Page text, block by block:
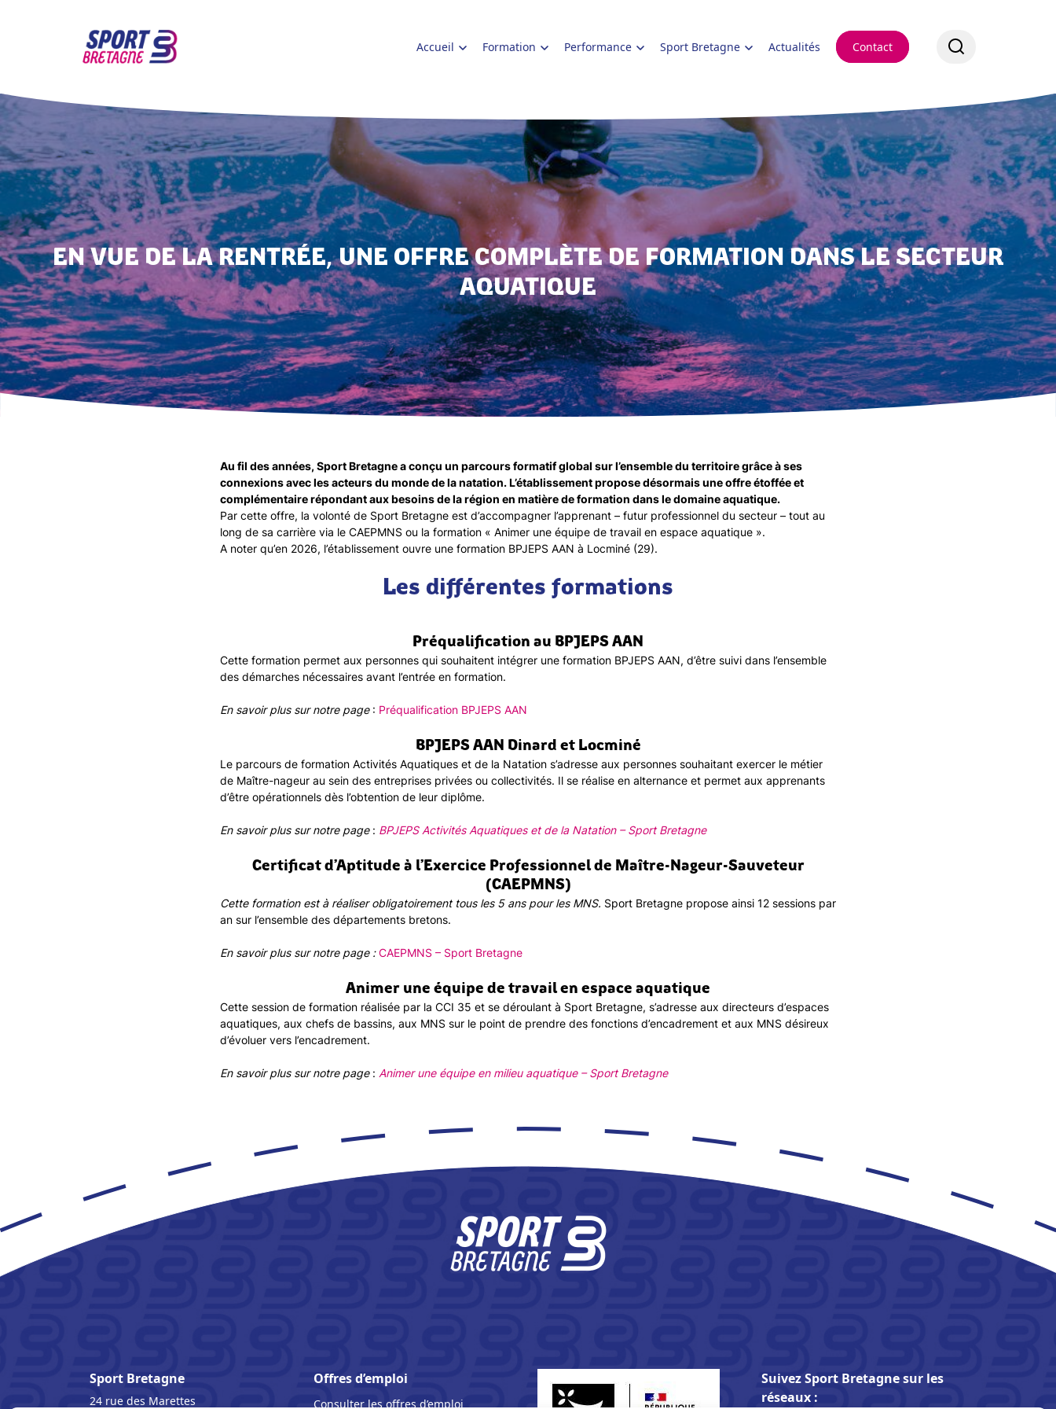
Accueil Formation Performance Sport Bretagne Actualités Contact
EN VUE DE LA RENTRÉE,UNE OFFRE COMPLÈTE DE FORMATION DANS LE SECTEUR
AQUATIQUE
Au fil des années, Sport Bretagne a conçu un parcours formatif global sur l’ensemble du territoire grâce à ses
connexions avec les acteurs du monde de la natation. L’établissement propose désormais une offre étoffée et
complémentaire répondant aux besoins de la région en matière de formation dans le domaine aquatique.
Par cette offre, la volonté de Sport Bretagne est d’accompagner l’apprenant – futur professionnel du secteur – tout au
long de sa carrière via le CAEPMNS ou la formation « Animer une équipe de travail en espace aquatique ».
A noter qu’en 2026, l’établissement ouvre une formation BPJEPS AAN à Locminé (29).
Les différentes formations
Préqualification au BPJEPS AAN
Cette formation permet aux personnes qui souhaitent intégrer une formation BPJEPS AAN, d’être suivi dans l’ensemble
des démarches nécessaires avant l’entrée en formation.
En savoir plus sur notre page: Préqualification BPJEPS AAN
BPJEPS AAN Dinard et Locminé
Le parcours de formation Activités Aquatiques et de la Natation s’adresse aux personnes souhaitant exercer le métier
de Maître-nageur au sein des entreprises privées ou collectivités. Il se réalise en alternance et permet aux apprenants
d’être opérationnels dès l’obtention de leur diplôme.
En savoir plus sur notre page: BPJEPS Activités Aquatiques et de la Natation – Sport Bretagne
Certificat d’Aptitude à l’Exercice Professionnel de Maître-Nageur-Sauveteur
(CAEPMNS)
Cette formation est à réaliser obligatoirement tous les 5 ans pour les MNS. Sport Bretagne propose ainsi 12 sessions par
an sur l’ensemble des départements bretons.
En savoir plus sur notre page :CAEPMNS – Sport Bretagne
Animer une équipe de travail en espace aquatique
Cette session de formation réalisée par la CCI 35 et se déroulant à Sport Bretagne, s’adresse aux directeurs d’espaces
aquatiques, aux chefs de bassins, aux MNS sur le point de prendre des fonctions d’encadrement et aux MNS désireux
d’évoluer vers l’encadrement.
En savoir plus sur notre page : Animer une équipe en milieu aquatique – Sport Bretagne
Sport Bretagne
24 rue des Marettes
Offres d’emploi
Consulter les offres d’emploi
Suivez Sport Bretagne sur les
réseaux :